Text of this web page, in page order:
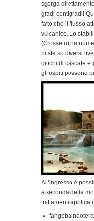
sgorga
gradi centigradi!
fatto che il flusso
vulcanico. Lo
(Grosseto) ha
poste su diversi
giochi di cascate e
gli ospiti possono
All’ingresso è
a seconda della
trattamenti